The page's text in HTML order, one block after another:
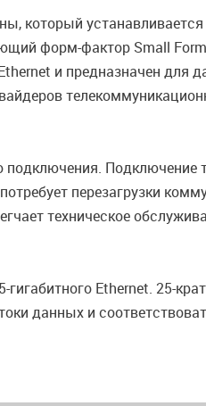
который
форм-фактор Small
и предназначен для
Подключение
перезагрузки
техническое
Ethernet. 25-
данных и